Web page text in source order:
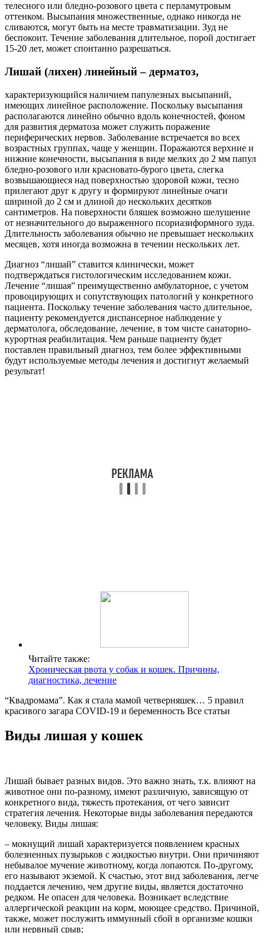
телесного или бледно-розового цвета с перламутровым
оттенком. Высыпания множественные, однако никогда не
сливаются, могут быть на месте травматизации. Зуд не
беспокоит. Течение заболевания длительное, порой достигает
15-20 лет, может спонтанно разрешаться.
Лишай (лихен) линейный – дерматоз,
характеризующийся наличием папулезных высыпаний,
имеющих линейное расположение. Поскольку высыпания
располагаются линейно обычно вдоль конечностей, фоном
для развития дерматоза может служить поражение
периферических нервов. Заболевание встречается во всех
возрастных группах, чаще у женщин. Поражаются верхние и
нижние конечности, высыпания в виде мелких до 2 мм папул
бледно-розового или красновато-бурого цвета, слегка
возвышающиеся над поверхностью здоровой кожи, тесно
прилегают друг к другу и формируют линейные очаги
шириной до 2 см и длиной до нескольких десятков
сантиметров. На поверхности бляшек возможно шелушение
от незначительного до выраженного псориазиформного зуда.
Длительность заболевания обычно не превышает нескольких
месяцев, хотя иногда возможна в течении нескольких лет.
Диагноз “лишай” ставится клинически, может
подтверждаться гистологическим исследованием кожи.
Лечение “лишая” преимущественно амбулаторное, с учетом
провоцирующих и сопутствующих патологий у конкретного
пациента. Поскольку течение заболевания часто длительное,
пациенту рекомендуется диспансерное наблюдение у
дерматолога, обследование, лечение, в том чисте санаторно-
курортная реабилитация. Чем раньше пациенту будет
поставлен правильный диагноз, тем более эффективными
будут используемые методы лечения и достигнут желаемый
результат!
Читайте также:
Хроническая рвота у собак и кошек. Причины,
диагностика, лечение
“Квадромама”. Как я стала мамой четверняшек… 5 правил
красивого загара COVID-19 и беременность Все статьи
Виды лишая у кошек
Лишай бывает разных видов. Это важно знать, т.к. влияют на
животное они по-разному, имеют различную, зависящую от
конкретного вида, тяжесть протекания, от чего зависит
стратегия лечения. Некоторые виды заболевания передаются
человеку. Виды лишая:
– мокнущий лишай характеризуется появлением красных
болезненных пузырьков с жидкостью внутри. Они причиняют
небывалое мучение животному, когда лопаются. По-другому,
его называют экземой. К счастью, этот вид заболевания, легче
поддается лечению, чем другие виды, является достаточно
редком. Не опасен для человека. Возникает вследствие
аллергической реакции на корм, моющее средство. Причиной,
также, может послужить иммунный сбой в организме кошки
или нервный срыв;